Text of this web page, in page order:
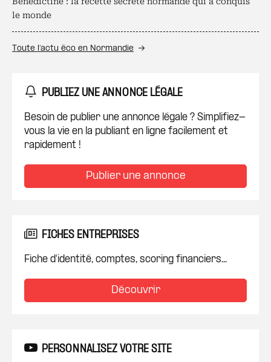
le monde
Toute l’actu éco en Normandie
PUBLIEZ UNE ANNONCE LÉGALE
Besoin de publier une annonce légale ? Simplifiez-
vous la vie en la publiant en ligne facilement et
rapidement !
Publier une annonce
FICHES ENTREPRISES
Fiche d'identité, comptes, scoring financiers...
Découvrir
PERSONNALISEZ VOTRE SITE